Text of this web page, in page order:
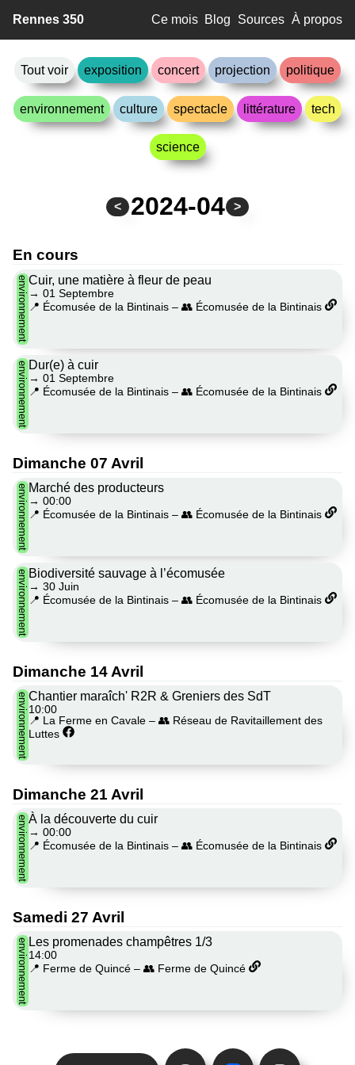
Rennes 350 Ce mois Blog Sources À propos
Tout voir exposition concert projection politique
environnement culture spectacle littérature tech
science
< 2024-04 >
En cours
environnementCuir, une matière à fleur de peau
→ 01 Septembre
📍 Écomusée de la Bintinais – 👥 Écomusée de la Bintinais
environnementDur(e) à cuir
→ 01 Septembre
📍 Écomusée de la Bintinais – 👥 Écomusée de la Bintinais
Dimanche 07 Avril
environnementMarché des producteurs
→ 00:00
📍 Écomusée de la Bintinais – 👥 Écomusée de la Bintinais
environnementBiodiversité sauvage à l’écomusée
→ 30 Juin
📍 Écomusée de la Bintinais – 👥 Écomusée de la Bintinais
Dimanche 14 Avril
environnementChantier maraîch' R2R & Greniers des SdT
10:00
📍 La Ferme en Cavale – 👥 Réseau de Ravitaillement des
Luttes
Dimanche 21 Avril
environnementÀ la découverte du cuir
→ 00:00
📍 Écomusée de la Bintinais – 👥 Écomusée de la Bintinais
Samedi 27 Avril
environnementLes promenades champêtres 1/3
14:00
📍 Ferme de Quincé – 👥 Ferme de Quincé